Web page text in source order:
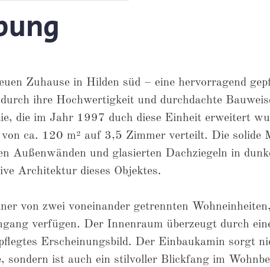
Zuhause in Hilden süd – eine hervorragend
ihre Hochwertigkeit und durchdachte
die im Jahr 1997 duch diese Einheit erweitert
ca. 120 m² auf 3,5 Zimmer verteilt. Die solide
Außenwänden und glasierten Dachziegeln in
Architektur dieses Objektes.
von zwei voneinander getrennten
verfügen. Der Innenraum überzeugt durch
Erscheinungsbild. Der Einbaukamin sorgt
sondern ist auch ein stilvoller Blickfang im